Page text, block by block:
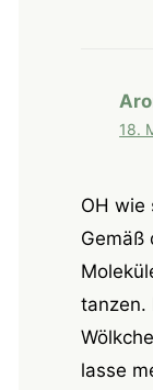
18.
OH wie
Gemäß
tanzen.
lasse